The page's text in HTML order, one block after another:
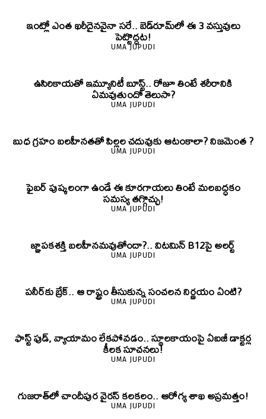
ఇంట్లో ఎంత ఖరీదైనవైనా సరే.. బెడ్‌రూమ్‌లో ఈ 3 వస్తువులు
పెట్టొద్దట!
UMA JUPUDI
ఉసిరికాయతో ఇమ్యూనిటీ బూస్ట్‌.. రోజూ తింటే శరీరానికి
ఏమవుతుందో తెలుసా?
UMA JUPUDI
బుధ గ్రహం బలహీనతతో పిల్లల చదువుకు ఆటంకాలా? నిజమెంత ?
UMA JUPUDI
ఫైబర్‌ పుష్కలంగా ఉండే ఈ కూరగాయలు తింటే మలబద్ధకం
సమస్య తగ్గొచ్చు!
UMA JUPUDI
జ్ఞాపకశక్తి బలహీనమవుతోందా?.. విటమిన్ B12పై అలర్ట్
UMA JUPUDI
పనీర్‌కు బ్రేక్.. ఆ రాష్ట్రం తీసుకున్న సంచలన నిర్ణయం ఏంటి?
UMA JUPUDI
ఫాస్ట్ ఫుడ్, వ్యాయామం లేకపోవడం.. స్థూలకాయంపై ఏఐజీ డాక్టర్ల
కీలక సూచనలు!
UMA JUPUDI
గుజరాత్‌లో చాందీపుర వైరస్ కలకలం.. ఆరోగ్య శాఖ అప్రమత్తం!
UMA JUPUDI